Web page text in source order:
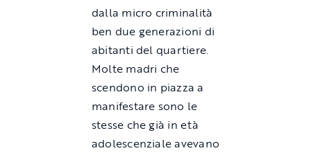
dalla micro criminalità
ben due generazioni di
abitanti del quartiere.
Molte madri che
scendono in piazza a
manifestare sono le
stesse che già in età
adolescenziale avevano